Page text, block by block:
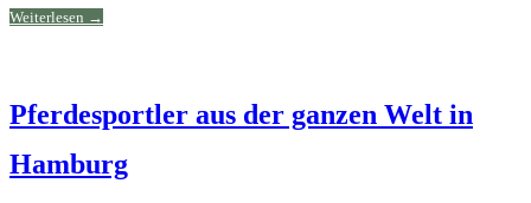
Weiterlesen →
Pferdesportler aus der ganzen Welt in
Hamburg